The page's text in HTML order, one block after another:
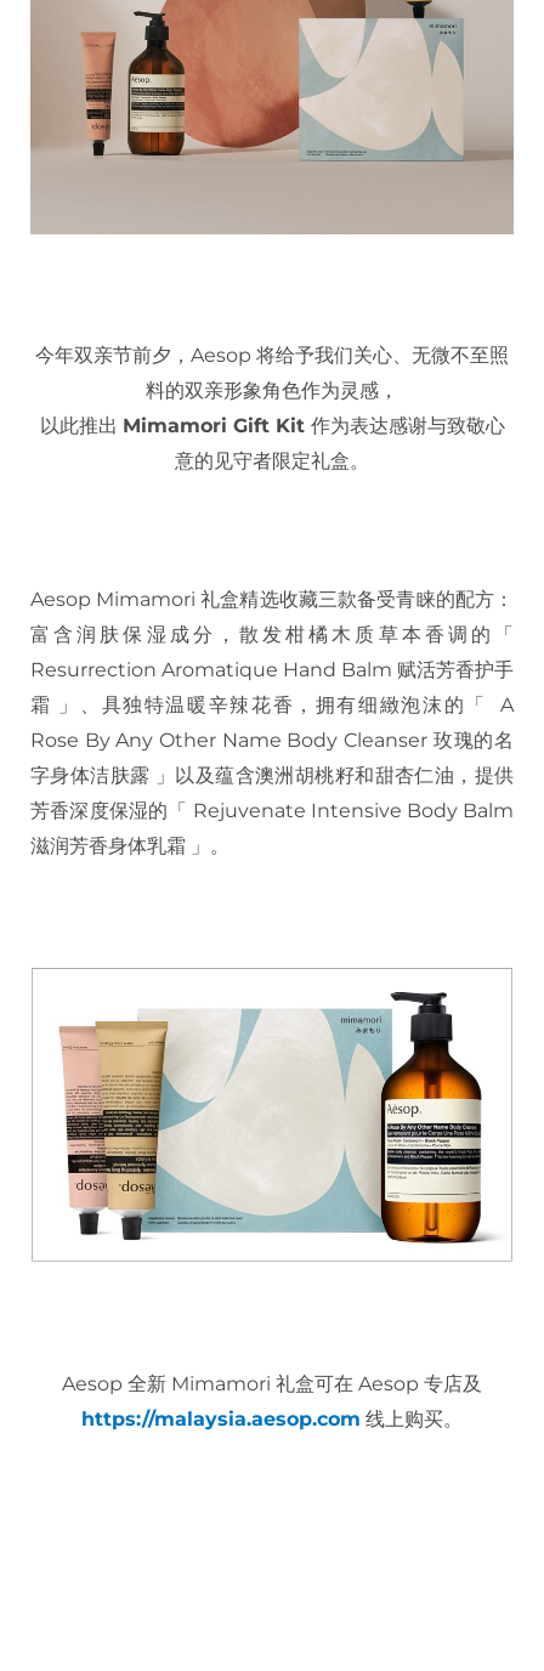
今年双亲节前夕，Aesop 将给予我们关心、无微不至照
料的双亲形象角色作为灵感，
以此推出 Mimamori Gift Kit 作为表达感谢与致敬心
意的见守者限定礼盒。
Aesop Mimamori 礼盒精选收藏三款备受青睐的配方：
富含润肤保湿成分，散发柑橘木质草本香调的「
Resurrection Aromatique Hand Balm 赋活芳香护手
霜 」、具独特温暖辛辣花香，拥有细緻泡沫的「 A
Rose By Any Other Name Body Cleanser 玫瑰的名
字身体洁肤露 」以及蕴含澳洲胡桃籽和甜杏仁油，提供
芳香深度保湿的「 Rejuvenate Intensive Body Balm
滋润芳香身体乳霜 」。
Aesop 全新 Mimamori 礼盒可在 Aesop 专店及
https://malaysia.aesop.com 线上购买。